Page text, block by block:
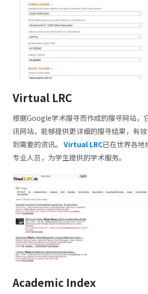
Virtual LRC
根据Google学术搜寻而作成的搜寻网站，
讯网站，能够提供更详细的搜寻结果，有
到需要的资讯。 Virtual LRC已在世界各地
专业人员，为学生提供的学术服务。
Academic Index